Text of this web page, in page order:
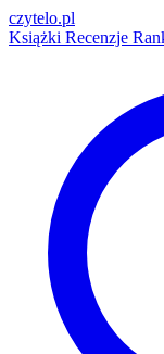
czytelo.pl
Książki Recenzje